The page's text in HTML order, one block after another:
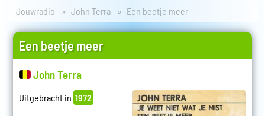
Jouwradio John Terra Een beetje meer
Een beetje meer
John Terra
Uitgebracht in 1972